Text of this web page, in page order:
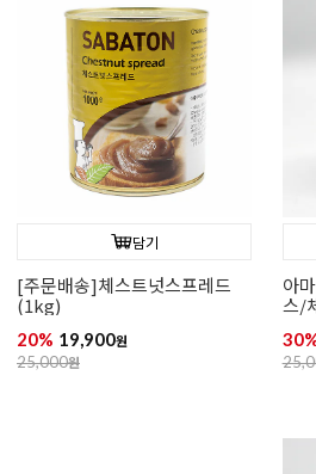
담기
[주문배송]체스트넛스프레드
(1kg)
20% 19,900원
25,000원
아
스/